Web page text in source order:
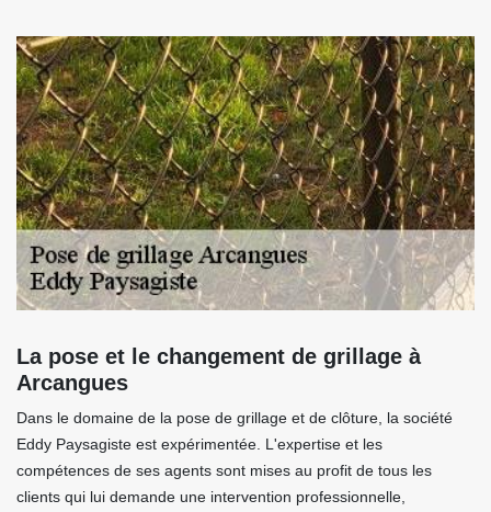
La pose et le changement de grillage à
Arcangues
Dans le domaine de la pose de grillage et de clôture, la société
Eddy Paysagiste est expérimentée. L'expertise et les
compétences de ses agents sont mises au profit de tous les
clients qui lui demande une intervention professionnelle,